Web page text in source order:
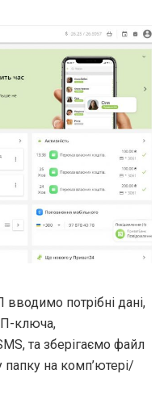
вводимо потрібні дані,
ключа,
та зберігаємо файл
на комп’ютері/